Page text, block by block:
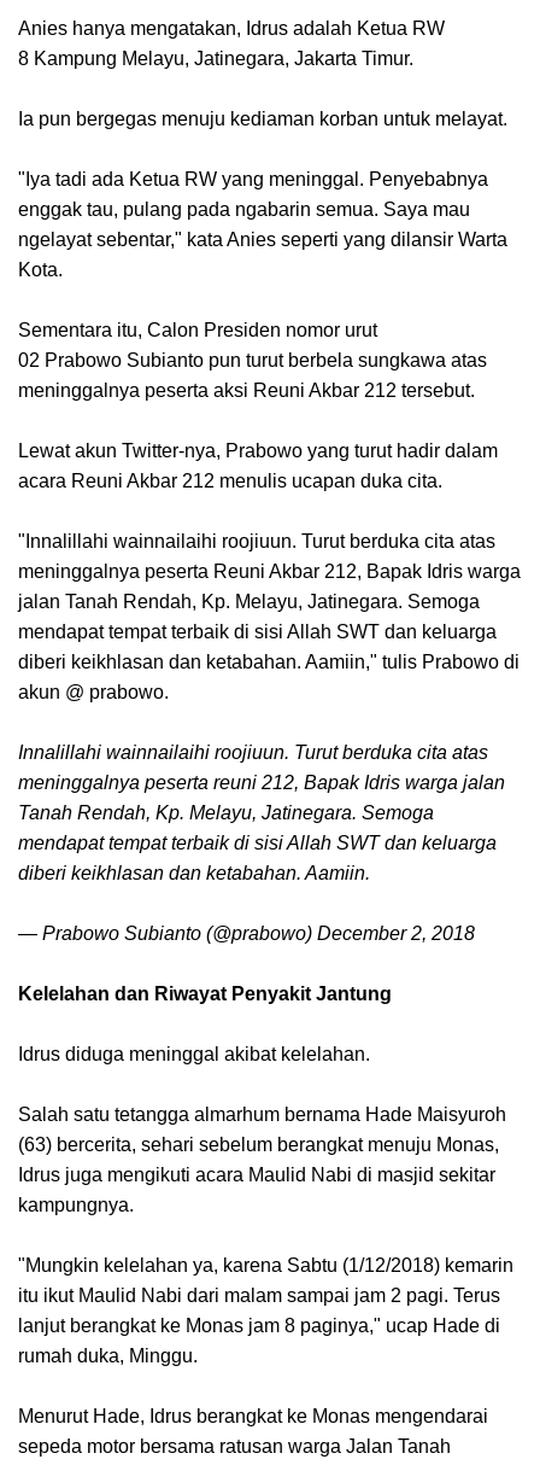
Anies hanya mengatakan, Idrus adalah Ketua RW
8 Kampung Melayu, Jatinegara, Jakarta Timur.
Ia pun bergegas menuju kediaman korban untuk melayat.
"Iya tadi ada Ketua RW yang meninggal. Penyebabnya
enggak tau, pulang pada ngabarin semua. Saya mau
ngelayat sebentar," kata Anies seperti yang dilansir Warta
Kota.
Sementara itu, Calon Presiden nomor urut
02 Prabowo Subianto pun turut berbela sungkawa atas
meninggalnya peserta aksi Reuni Akbar 212 tersebut.
Lewat akun Twitter-nya, Prabowo yang turut hadir dalam
acara Reuni Akbar 212 menulis ucapan duka cita.
"Innalillahi wainnailaihi roojiuun. Turut berduka cita atas
meninggalnya peserta Reuni Akbar 212, Bapak Idris warga
jalan Tanah Rendah, Kp. Melayu, Jatinegara. Semoga
mendapat tempat terbaik di sisi Allah SWT dan keluarga
diberi keikhlasan dan ketabahan. Aamiin," tulis Prabowo di
akun @ prabowo.
Innalillahi wainnailaihi roojiuun. Turut berduka cita atas
meninggalnya peserta reuni 212, Bapak Idris warga jalan
Tanah Rendah, Kp. Melayu, Jatinegara. Semoga
mendapat tempat terbaik di sisi Allah SWT dan keluarga
diberi keikhlasan dan ketabahan. Aamiin.
— Prabowo Subianto (@prabowo) December 2, 2018
Kelelahan dan Riwayat Penyakit Jantung
Idrus diduga meninggal akibat kelelahan.
Salah satu tetangga almarhum bernama Hade Maisyuroh
(63) bercerita, sehari sebelum berangkat menuju Monas,
Idrus juga mengikuti acara Maulid Nabi di masjid sekitar
kampungnya.
"Mungkin kelelahan ya, karena Sabtu (1/12/2018) kemarin
itu ikut Maulid Nabi dari malam sampai jam 2 pagi. Terus
lanjut berangkat ke Monas jam 8 paginya," ucap Hade di
rumah duka, Minggu.
Menurut Hade, Idrus berangkat ke Monas mengendarai
sepeda motor bersama ratusan warga Jalan Tanah